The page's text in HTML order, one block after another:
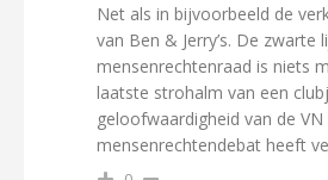
Net als in bijvoorbeeld de
van Ben & Jerry’s. De zwarte
mensenrechtenraad is niets
laatste strohalm van een
geloofwaardigheid van de
mensenrechtendebat heeft